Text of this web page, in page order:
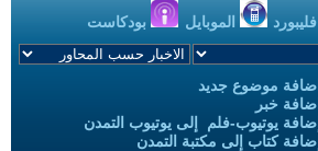
فليبورد الموبايل بودكاست
اضافة موضوع جديد
اضافة خبر
إضافة يوتيوب-فلم إلى يوتيوب التمدن
إضافة كتاب إلى مكتبة التمدن